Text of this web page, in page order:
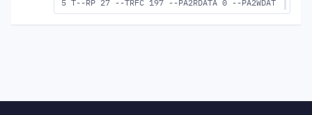
5 T--RP 27 --TRFC 197 --PA2RDATA 0 --PA2WDAT
A 0 --TFAW 14 --TCRCRL 2 --TCRCWL 6 --TFAW32